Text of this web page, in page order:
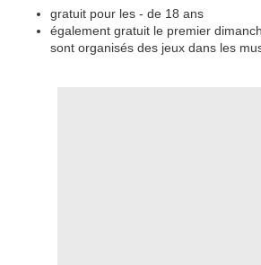
gratuit pour les - de 18 ans
également gratuit le premier
sont organisés des jeux dans les